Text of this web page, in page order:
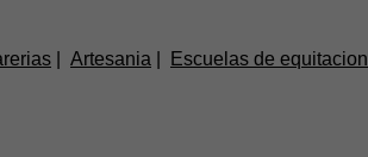
Artesania Escuelas de equitacion